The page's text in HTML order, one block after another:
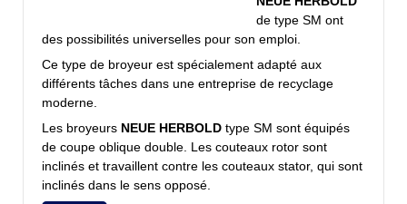
de type SM ont
des possibilités universelles pour son emploi.
Ce type de broyeur est spécialement adapté aux
différents tâches dans une entreprise de recyclage
moderne.
Les broyeurs NEUE HERBOLD type SM sont équipés
de coupe oblique double. Les couteaux rotor sont
inclinés et travaillent contre les couteaux stator, qui sont
inclinés dans le sens opposé.